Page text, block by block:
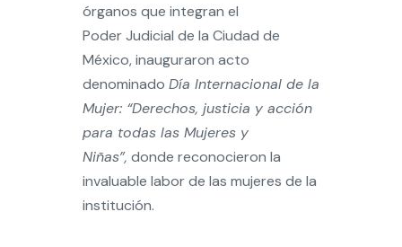
órganos que integran el
Poder Judicial de la Ciudad de
México, inauguraron acto
denominado Día Internacional de la
Mujer: “Derechos, justicia y acción
para todas las Mujeres y
Niñas”, donde reconocieron la
invaluable labor de las mujeres de la
institución.